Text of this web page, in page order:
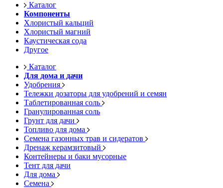
Каталог
Компоненты
Хлористый кальций
Хлористый магний
Каустическая сода
Другое
Каталог
Для дома и дачи
Удобрения
Тележки дозаторы для удобрений и семян
Таблетированная соль
Гранулированная соль
Грунт для дачи
Топливо для дома
Семена газонных трав и сидератов
Дренаж керамзитовый
Контейнеры и баки мусорные
Тент для дачи
Для дома
Семена